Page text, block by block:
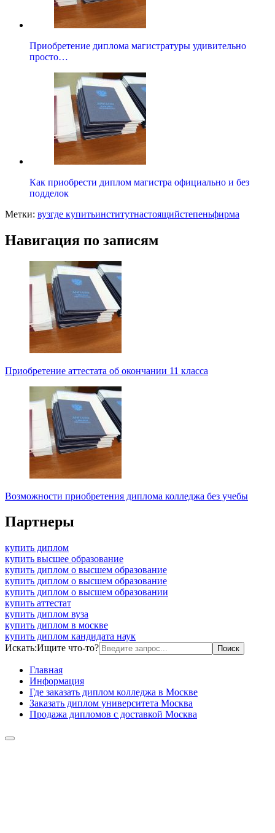
Приобретение диплома магистратуры удивительно
просто…
Как приобрести диплом магистра официально и без
подделок
Метки: вузгде купитьинститутнастоящийстепеньфирма
Навигация по записям
Приобретение аттестата об окончании 11 класса
Возможности приобретения диплома колледжа без учебы
Партнеры
купить диплом
купить высшее образование
купить диплом о высшем образование
купить диплом о высшем образование
купить диплом о высшем образовании
купить аттестат
купить диплом вуза
купить диплом в москве
купить диплом кандидата наук
Искать:Ищите что-то?
Главная
Информация
Где заказать диплом колледжа в Москве
Заказать диплом университета Москва
Продажа дипломов с доставкой Москва